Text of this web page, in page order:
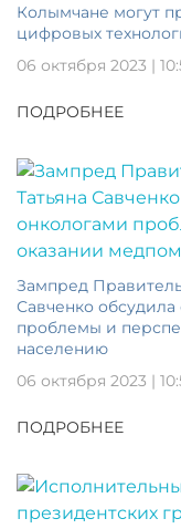
Колымчане могут
цифровых
06 октября 2023 |
ПОДРОБНЕЕ
Зампред
Савченко
проблемы и
населению
06 октября 2023 |
ПОДРОБНЕЕ